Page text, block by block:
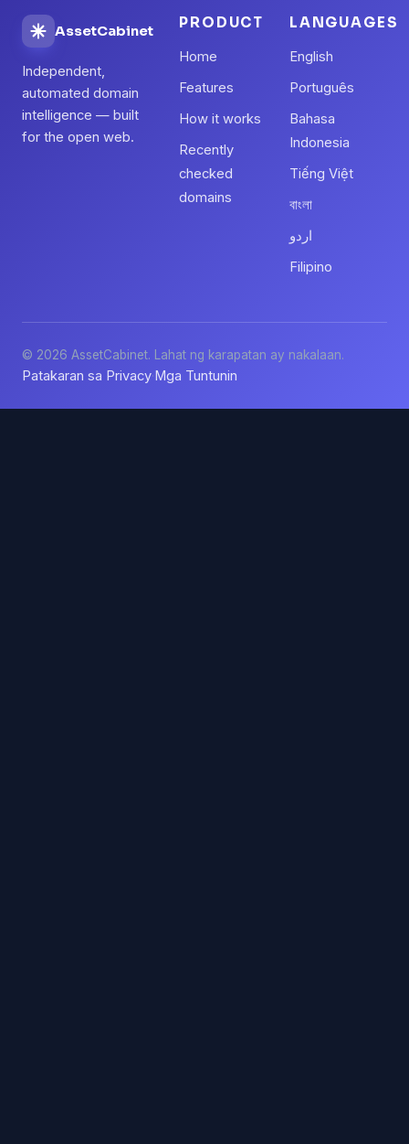
AssetCabinet
Independent,
automated domain
intelligence — built
for the open web.
PRODUCT
Home
Features
How it works
Recently
checked
domains
LANGUAGES
English
Português
Bahasa
Indonesia
Tiếng Việt
বাংলা
اردو
Filipino
© 2026 AssetCabinet. Lahat ng karapatan ay nakalaan.
Patakaran sa Privacy·Mga Tuntunin